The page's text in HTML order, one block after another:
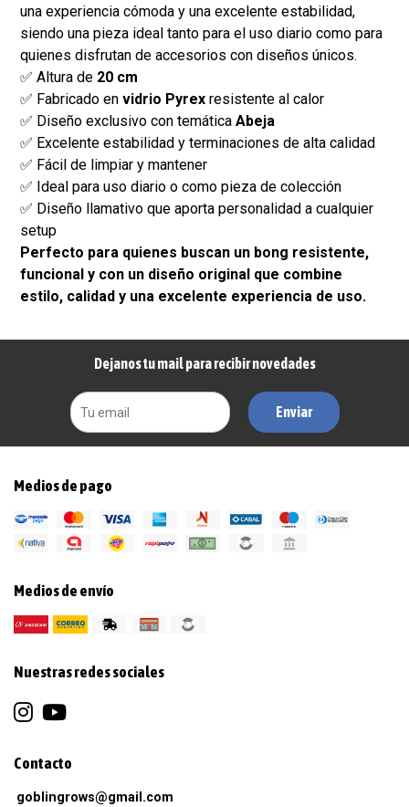
una experiencia cómoda y una excelente estabilidad,
siendo una pieza ideal tanto para el uso diario como para
quienes disfrutan de accesorios con diseños únicos.
✅ Altura de 20 cm
✅ Fabricado envidrio Pyrex resistente al calor
✅ Diseño exclusivo con temáticaAbeja
✅ Excelente estabilidad y terminaciones de alta calidad
✅ Fácil de limpiar y mantener
✅ Ideal para uso diario o como pieza de colección
✅ Diseño llamativo que aporta personalidad a cualquier
setup
Perfecto para quienes buscan un bong resistente,
funcional y con un diseño original que combine
estilo, calidad y una excelente experiencia de uso.
Dejanos tu mail para recibir novedades
Enviar
Medios de pago
Medios de envío
Nuestras redes sociales
Contacto
goblingrows@gmail.com